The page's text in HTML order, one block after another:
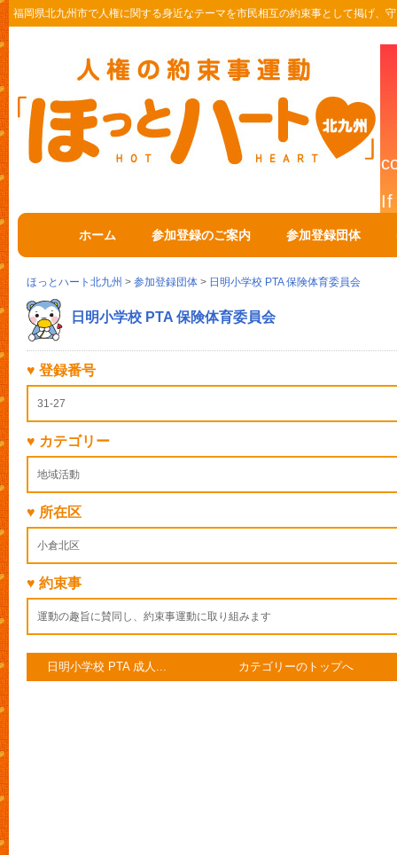
福岡県北九州市で人権に関する身近なテーマを市民相互の約束事として掲げ、
ホーム 参加登録のご案内 参加登録団体
ほっとハート北九州 > 参加登録団体 > 日明小学校 PTA 保険体育委員会
日明小学校 PTA 保険体育委員会
♥ 登録番号
31-27
♥ カテゴリー
地域活動
♥ 所在区
小倉北区
♥ 約束事
運動の趣旨に賛同し、約束事運動に取り組みます
日明小学校 PTA 成人... カテゴリーのトップへ